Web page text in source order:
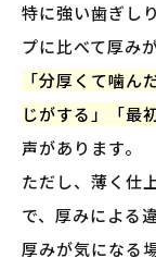
特に強い歯ぎし
プに比べて厚み
「分厚くて噛ん
じがする」「最
声があります。
ただし、薄く仕
で、厚みによる
厚みが気になる